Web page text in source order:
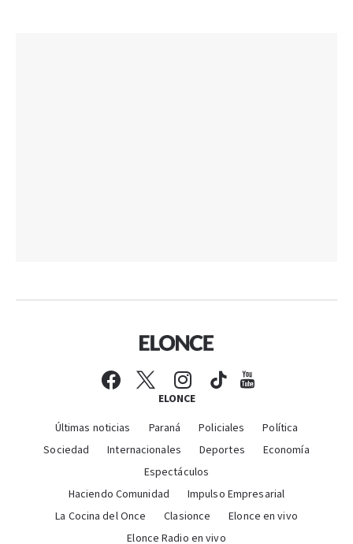
ELONCE
Últimas noticias Paraná Policiales
Política
Sociedad
Internacionales Deportes
Economía
Espectáculos
Haciendo Comunidad
Impulso Empresarial
La Cocina del Once
Clasionce
Elonce en vivo
Elonce Radio en vivo